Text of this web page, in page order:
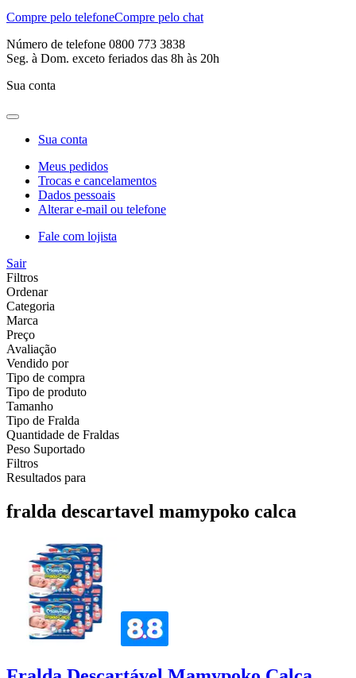
Compre pelo telefoneCompre pelo chat
Número de telefone 0800 773 3838
Seg. à Dom. exceto feriados das 8h às 20h
Sua conta
Sua conta
Meus pedidos
Trocas e cancelamentos
Dados pessoais
Alterar e-mail ou telefone
Fale com lojista
Sair
Filtros
Ordenar
Categoria
Marca
Preço
Avaliação
Vendido por
Tipo de compra
Tipo de produto
Tamanho
Tipo de Fralda
Quantidade de Fraldas
Peso Suportado
Filtros
Resultados para
fralda descartavel mamypoko calca